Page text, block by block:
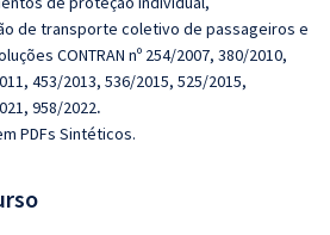
de transporte coletivo de passageiros e
CONTRAN nº 254/2007, 380/2010,
453/2013, 536/2015, 525/2015,
958/2022.
PDFs Sintéticos.